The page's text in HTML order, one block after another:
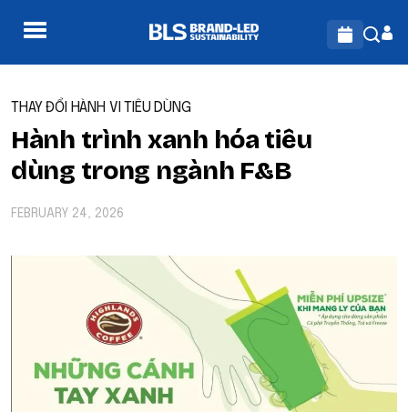
THAY ĐỔI HÀNH VI TIÊU DÙNG
Hành trình xanh hóa tiêu
dùng trong ngành F&B
FEBRUARY 24, 2026